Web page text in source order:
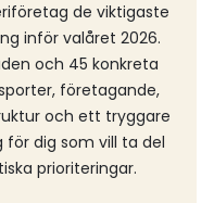
de viktigaste
inför valåret 2026.
och 45 konkreta
företagande,
och ett tryggare
för dig som vill ta del
prioriteringar.